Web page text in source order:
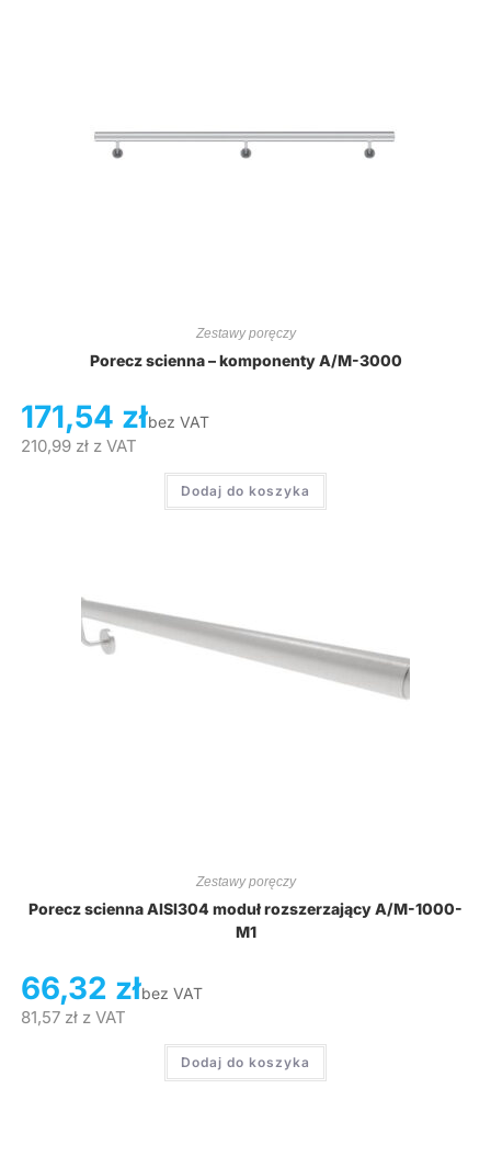
Zestawy poręczy
Porecz scienna – komponenty A/M-3000
171,54 złbez VAT
210,99 złz VAT
Dodaj do koszyka
Zestawy poręczy
Porecz scienna AISI304 moduł rozszerzający A/M-1000-
M1
66,32 złbez VAT
81,57 złz VAT
Dodaj do koszyka